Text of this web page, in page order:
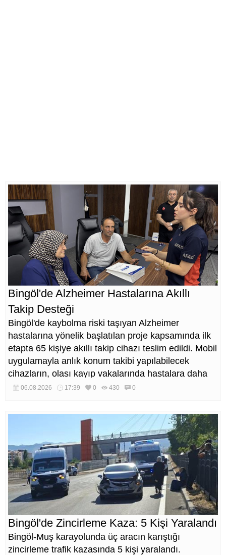
Bingöl'de Alzheimer Hastalarına Akıllı
Takip Desteği
Bingöl'de kaybolma riski taşıyan Alzheimer
hastalarına yönelik başlatılan proje kapsamında ilk
etapta 65 kişiye akıllı takip cihazı teslim edildi. Mobil
uygulamayla anlık konum takibi yapılabilecek
cihazların, olası kayıp vakalarında hastalara daha
kısa sürede ulaşılmasını sağlaması hedefleniyor.
06.08.2026 17:39 0 430 0
Bingöl'de Zincirleme Kaza: 5 Kişi Yaralandı
Bingöl-Muş karayolunda üç aracın karıştığı
zincirleme trafik kazasında 5 kişi yaralandı.